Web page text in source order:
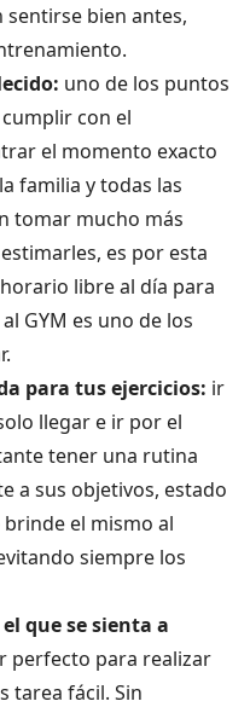
bien antes,
uno de los puntos
con el
el momento exacto
familia y todas las
tomar mucho más
es por esta
libre al día para
GYM es uno de los
para tus ejercicios: ir
llegar e ir por el
tener una rutina
a sus objetivos, estado
el mismo al
siempre los
que se sienta a
perfecto para realizar
tarea fácil. Sin